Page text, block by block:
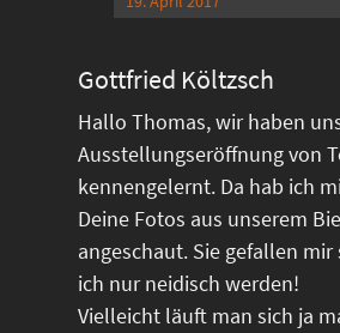
Gottfried Költzsch
Hallo Thomas, wir haben
Ausstellungseröffnung von
kennengelernt. Da hab ich
Deine Fotos aus unserem
angeschaut. Sie gefallen
ich nur neidisch werden!
Vielleicht läuft man sich ja